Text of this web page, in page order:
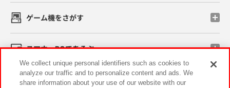
ゲーム機をさがす
スマホ・PCであそぶ
イベント・キャンペーン
We collect unique personal identifiers such as cookies to
analyze our traffic and to personalize content and ads. We
share information about your use of our website with our